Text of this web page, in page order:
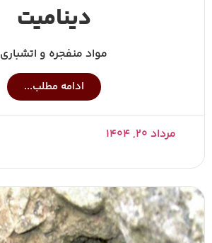
دینامیت
مواد منفجره و اتشباری
ادامه مطلب...
مرداد ۲۰, ۱۴۰۴